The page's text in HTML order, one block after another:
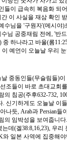
들이 급속히 복음화 되
이 사실을 재삼 확인
수님을 '구원자'(메시야
님 공중재림 전에, '반
하나라고 바울(롬
예언이 오늘날 우리
중동인들(무슬림들)
조들이 바로 초대교회
의 침공(주후632-732,
. 신기하게도 오늘날 이
나듯, Arab과 Persian
의 임박성을 보여줍니
는데(겔38:8,16,23), 우
일본 사역에 집중해